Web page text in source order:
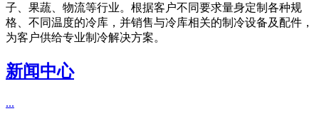
子、果蔬、物流等行业。根据客户不同要求量身定制各种规
格、不同温度的冷库，并销售与冷库相关的制冷设备及配件，
为客户供给专业制冷解决方案。
新闻中心
...